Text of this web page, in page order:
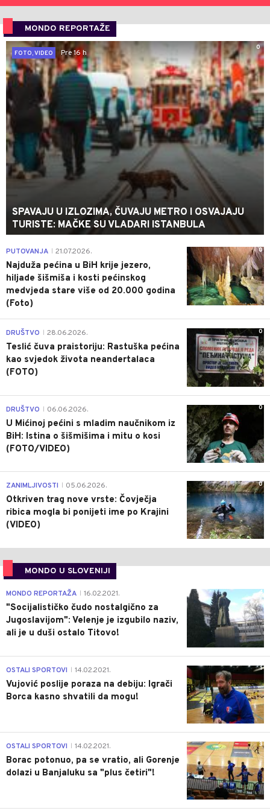
MONDO REPORTAŽE
0
FOTO, VIDEO
Pre 16 h
SPAVAJU U IZLOZIMA, ČUVAJU METRO I OSVAJAJU
TURISTE: MAČKE SU VLADARI ISTANBULA
0
PUTOVANJA 21.07.2026.
Najduža pećina u BiH krije jezero,
hiljade šišmiša i kosti pećinskog
medvjeda stare više od 20.000 godina
(Foto)
0
DRUŠTVO 28.06.2026.
Teslić čuva praistoriju: Rastuška pećina
kao svjedok života neandertalaca
(FOTO)
0
DRUŠTVO 06.06.2026.
U Mićinoj pećini s mladim naučnikom iz
BiH: Istina o šišmišima i mitu o kosi
(FOTO/VIDEO)
0
ZANIMLJIVOSTI 05.06.2026.
Otkriven trag nove vrste: Čovječja
ribica mogla bi ponijeti ime po Krajini
(VIDEO)
MONDO U SLOVENIJI
4
MONDO REPORTAŽA 16.02.2021.
"Socijalističko čudo nostalgično za
Jugoslavijom": Velenje je izgubilo naziv,
ali je u duši ostalo Titovo!
1
OSTALI SPORTOVI 14.02.2021.
Vujović poslije poraza na debiju: Igrači
Borca kasno shvatili da mogu!
3
OSTALI SPORTOVI 14.02.2021.
Borac potonuo, pa se vratio, ali Gorenje
dolazi u Banjaluku sa "plus četiri"!